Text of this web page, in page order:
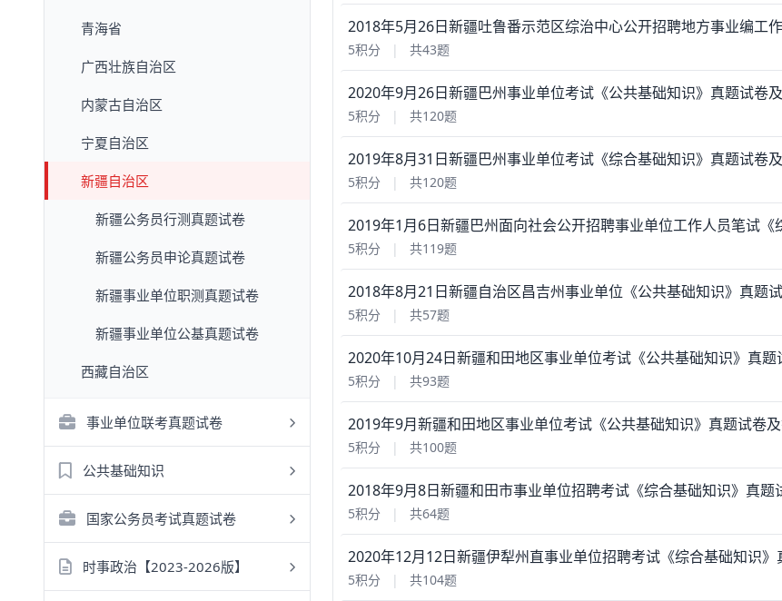
青海省
广西壮族自治区
内蒙古自治区
宁夏自治区
新疆自治区
新疆公务员行测真题试卷
新疆公务员申论真题试卷
新疆事业单位职测真题试卷
新疆事业单位公基真题试卷
西藏自治区
事业单位联考真题试卷
公共基础知识
国家公务员考试真题试卷
时事政治【2023-2026版】
5积分 | 共43题
2020年9月26日新疆巴州事业单位考试《公共基础知识》真题试卷及
5积分 | 共120题
2019年8月31日新疆巴州事业单位考试《综合基础知识》真题试卷及
5积分 | 共120题
2019年1月6日新疆巴州面向社会公开招聘事业单位工作人员笔试《
5积分 | 共119题
2018年8月21日新疆自治区昌吉州事业单位《公共基础知识》真题
5积分 | 共57题
2020年10月24日新疆和田地区事业单位考试《公共基础知识》真题
5积分 | 共93题
2019年9月新疆和田地区事业单位考试《公共基础知识》真题试卷及
5积分 | 共100题
2018年9月8日新疆和田市事业单位招聘考试《综合基础知识》真题
5积分 | 共64题
2020年12月12日新疆伊犁州直事业单位招聘考试《综合基础知识》
5积分 | 共104题